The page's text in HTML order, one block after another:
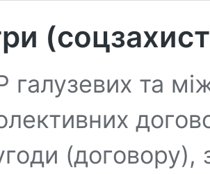
та
(договору),